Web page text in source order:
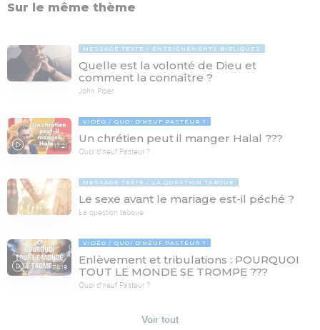
Sur le même thème
MESSAGE TEXTE ENSEIGNEMENTS BIBLIQUES
Quelle est la volonté de Dieu et
comment la connaître ?
John Piper
17:21
VIDÉO QUOI D'NEUF PASTEUR ?
Un chrétien peut il manger Halal ???
Quoi d'neuf Pasteur ?
MESSAGE TEXTE LA QUESTION TABOUE
Le sexe avant le mariage est-il péché ?
La question taboue
78:19
VIDÉO QUOI D'NEUF PASTEUR ?
Enlèvement et tribulations : POURQUOI
TOUT LE MONDE SE TROMPE ???
Quoi d'neuf Pasteur ?
Voir tout